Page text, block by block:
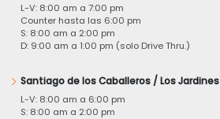
L-V: 8:00 am a 7:00 pm
Counter hasta las 6:00 pm
S: 8:00 am a 2:00 pm
D: 9:00 am a 1:00 pm (solo Drive Thru.)
Santiago de los Caballeros / Los Jardines
L-V: 8:00 am a 6:00 pm
S: 8:00 am a 2:00 pm